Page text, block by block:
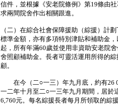
信件，並根據《安老院條例》第19條由
求兩間院舍作出相關跟進。
（二）在綜合社會保障援助（綜援）計
標準金額，亦有多項特別津貼和補助金
起，所有年滿60歲並使用非資助安老院
舍照顧補助金。長者可靈活運用所得的
顧。
在今（二○一三）年九月底，約有26
一二年十月至二○一三年九月期間，居於
6,760元。每名綜援長者每月所領取的綜